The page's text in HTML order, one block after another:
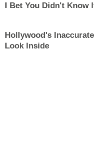
I Bet You Didn't Know
Hollywood's
Look Inside